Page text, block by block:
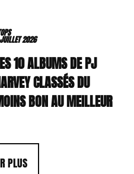
2026
10 ALBUMS DE PJ
CLASSÉS DU
BON AU MEILLEUR
PLUS